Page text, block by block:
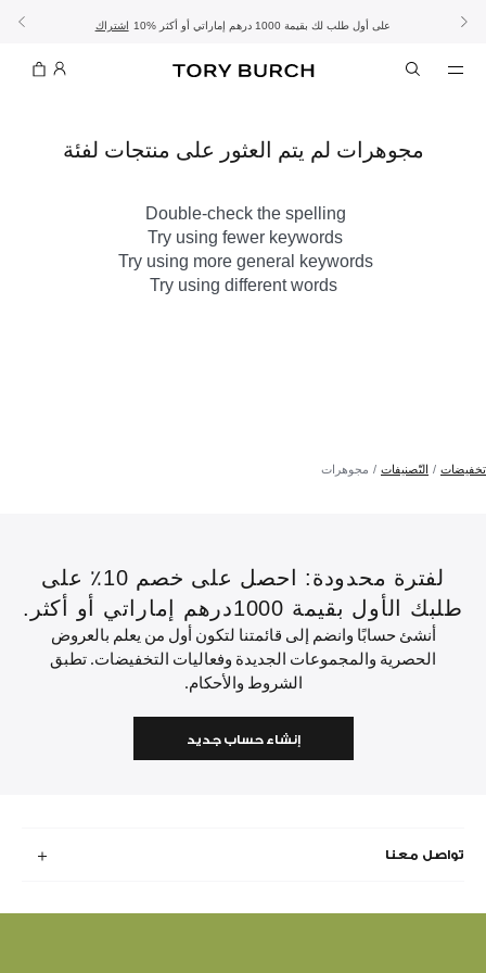
الموسم الجديد: إطلالات العملتسوّقي التشكيلة تشكيلة عيد الأضحىتسوقي اشتراك 10% على أول طلب لك بقيمة 1000 درهم إماراتي أو أكثر تفاصيل - الشحن المجاني تفاصيل - تسوق الآن واستلم في المتجر
مجوهرات لم يتم العثور على منتجات لفئة
Double-check the spelling
Try using fewer keywords
Try using more general keywords
Try using different words
تخفيضات التّصنيفات مجوهرات
لفترة محدودة: احصل على خصم 10٪ على
طلبك الأول بقيمة 1000درهم إماراتي أو أكثر.
أنشئ حسابًا وانضم إلى قائمتنا لتكون أول من يعلم بالعروض
الحصرية والمجموعات الجديدة وفعاليات التخفيضات. تطبق
الشروط والأحكام.
إنشاء حساب جديد
تواصل معنا